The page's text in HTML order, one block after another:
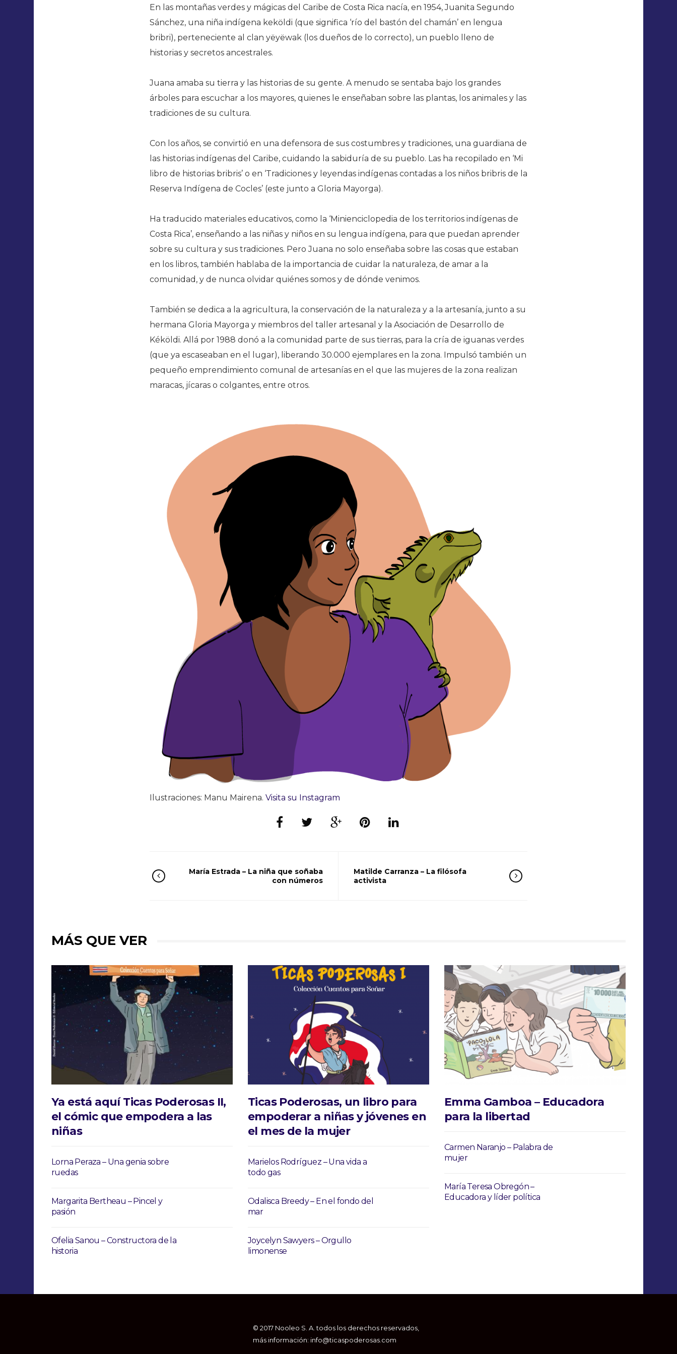
En las montañas verdes y mágicas del Caribe de Costa Rica nacía, en 1954, Juanita Segundo
Sánchez, una niña indígena keköldi (que significa ‘río del bastón del chamán’ en lengua
bribri), perteneciente al clan yëyëwak (los dueños de lo correcto), un pueblo lleno de
historias y secretos ancestrales.
Juana amaba su tierra y las historias de su gente. A menudo se sentaba bajo los grandes
árboles para escuchar a los mayores, quienes le enseñaban sobre las plantas, los animales y las
tradiciones de su cultura.
Con los años, se convirtió en una defensora de sus costumbres y tradiciones, una guardiana de
las historias indígenas del Caribe, cuidando la sabiduría de su pueblo. Las ha recopilado en ‘Mi
libro de historias bribris’ o en ‘Tradiciones y leyendas indígenas contadas a los niños bribris de la
Reserva Indígena de Cocles’ (este junto a Gloria Mayorga).
Ha traducido materiales educativos, como la ‘Minienciclopedia de los territorios indígenas de
Costa Rica’, enseñando a las niñas y niños en su lengua indígena, para que puedan aprender
sobre su cultura y sus tradiciones. Pero Juana no solo enseñaba sobre las cosas que estaban
en los libros, también hablaba de la importancia de cuidar la naturaleza, de amar a la
comunidad, y de nunca olvidar quiénes somos y de dónde venimos.
También se dedica a la agricultura, la conservación de la naturaleza y a la artesanía, junto a su
hermana Gloria Mayorga y miembros del taller artesanal y la Asociación de Desarrollo de
Kéköldi. Allá por 1988 donó a la comunidad parte de sus tierras, para la cría de iguanas verdes
(que ya escaseaban en el lugar), liberando 30.000 ejemplares en la zona. Impulsó también un
pequeño emprendimiento comunal de artesanías en el que las mujeres de la zona realizan
maracas, jícaras o colgantes, entre otros.
Ilustraciones: Manu Mairena. Visita su Instagram
María Estrada – La niña que soñaba
con números
Matilde Carranza – La filósofa
activista
MÁS QUE VER
Ya está aquí Ticas Poderosas II,
el cómic que empodera a las
niñas
Lorna Peraza – Una genia sobre
ruedas
Margarita Bertheau – Pincel y
pasión
Ofelia Sanou – Constructora de la
historia
Ticas Poderosas, un libro para
empoderar a niñas y jóvenes en
el mes de la mujer
Marielos Rodríguez – Una vida a
todo gas
Odalisca Breedy – En el fondo del
mar
Joycelyn Sawyers – Orgullo
limonense
Emma Gamboa – Educadora
para la libertad
Carmen Naranjo – Palabra de
mujer
María Teresa Obregón –
Educadora y líder política
© 2017 Nooleo S. A. todos los derechos reservados,
más información: info@ticaspoderosas.com